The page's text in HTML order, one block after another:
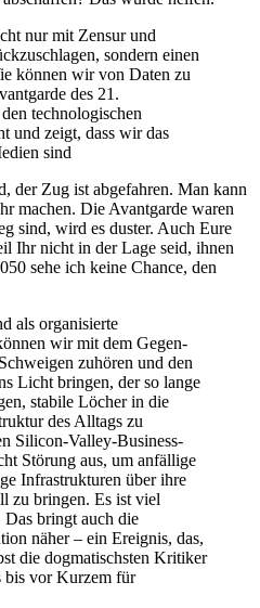
nur mit Zensur und
sondern einen
können wir von Daten zu
des 21.
technologischen
und zeigt, dass wir das
sind
der Zug ist abgefahren. Man kann
machen. Die Avantgarde waren
sind, wird es duster. Auch Eure
Ihr nicht in der Lage seid, ihnen
sehe ich keine Chance, den
als organisierte
wir mit dem Gegen-
zuhören und den
Licht bringen, der so lange
stabile Löcher in die
des Alltags zu
Silicon-Valley-Business-
Störung aus, um anfällige
Infrastrukturen über ihre
zu bringen. Es ist viel
bringt auch die
näher – ein Ereignis, das,
die dogmatischsten Kritiker
bis vor Kurzem für